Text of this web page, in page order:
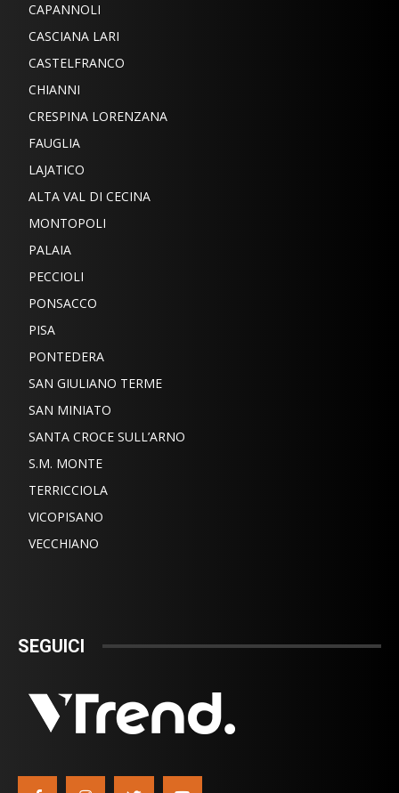
CAPANNOLI
CASCIANA LARI
CASTELFRANCO
CHIANNI
CRESPINA LORENZANA
FAUGLIA
LAJATICO
ALTA VAL DI CECINA
MONTOPOLI
PALAIA
PECCIOLI
PONSACCO
PISA
PONTEDERA
SAN GIULIANO TERME
SAN MINIATO
SANTA CROCE SULL’ARNO
S.M. MONTE
TERRICCIOLA
VICOPISANO
VECCHIANO
SEGUICI